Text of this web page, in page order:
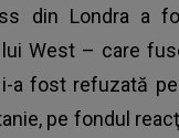
din Londra a
West – care
a fost refuzată
pe fondul